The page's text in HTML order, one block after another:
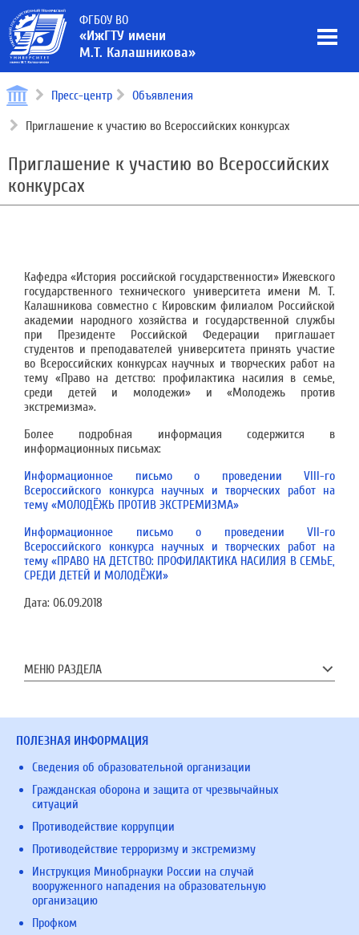
ФГБОУ ВО
«ИжГТУ имени
М.Т. Калашникова»
Пресс-центр Объявления
Приглашение к участию во Всероссийских конкурсах
Приглашение к участию во Всероссийских
конкурсах
Кафедра «История российской государственности» Ижевского
государственного технического университета имени М. Т.
Калашникова совместно с Кировским филиалом Российской
академии народного хозяйства и государственной службы
при Президенте Российской Федерации приглашает
студентов и преподавателей университета принять участие
во Всероссийских конкурсах научных и творческих работ на
тему «Право на детство: профилактика насилия в семье,
среди детей и молодежи» и «Молодежь против
экстремизма».
Более подробная информация содержится в
информационных письмах:
Информационное письмо о проведении VIII-го
Всероссийского конкурса научных и творческих работ на
тему «МОЛОДЁЖЬ ПРОТИВ ЭКСТРЕМИЗМА»
Информационное письмо о проведении VII-го
Всероссийского конкурса научных и творческих работ на
тему «ПРАВО НА ДЕТСТВО: ПРОФИЛАКТИКА НАСИЛИЯ В СЕМЬЕ,
СРЕДИ ДЕТЕЙ И МОЛОДЁЖИ»
Дата: 06.09.2018
МЕНЮ РАЗДЕЛА
ПОЛЕЗНАЯ ИНФОРМАЦИЯ
Сведения об образовательной организации
Гражданская оборона и защита от чрезвычайных
ситуаций
Противодействие коррупции
Противодействие терроризму и экстремизму
Инструкция Минобрнауки России на случай
вооруженного нападения на образовательную
организацию
Профком